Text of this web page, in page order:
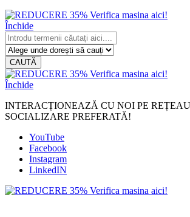
Închide
CAUTĂ
Închide
INTERACȚIONEAZĂ CU NOI PE
SOCIALIZARE PREFERATĂ!
YouTube
Facebook
Instagram
LinkedIN